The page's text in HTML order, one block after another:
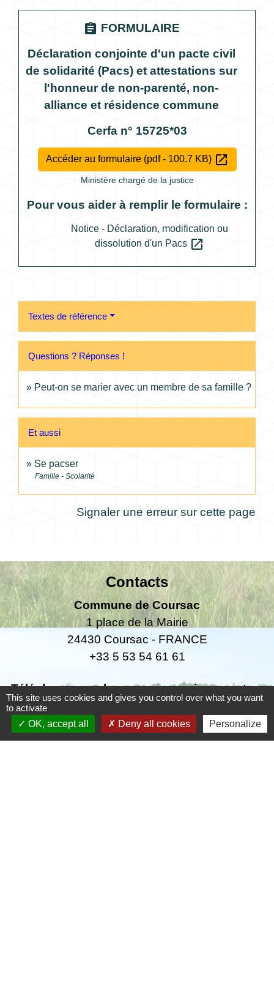
assignment FORMULAIRE
Déclaration conjointe d'un pacte civil
de solidarité (Pacs) et attestations sur
l'honneur de non-parenté, non-
alliance et résidence commune
Cerfa n° 15725*03
Accéder au formulaire (pdf - 100.7 KB) open_in_new
Ministère chargé de la justice
Pour vous aider à remplir le formulaire :
Notice - Déclaration, modification ou
dissolution d'un Pacs open_in_new
Textes de référence
Questions ? Réponses !
Peut-on se marier avec un membre de sa famille ?
Et aussi
Se pacser
Famille - Scolarité
Signaler une erreur sur cette page
Contacts
Commune de Coursac
1 place de la Mairie
24430 Coursac - FRANCE
+33 5 53 54 61 61
Téléphone pour les urgences uniquement en
dehors des horaires d'ouverture de la mairie
06.25.42.48.37
This site uses cookies and gives you control over what you want
to activate
OK, accept all
Deny all cookies Personalize